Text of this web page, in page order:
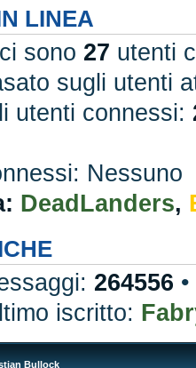
LINEA
sono 27 utenti
sugli utenti
utenti connessi:
Nessuno
DeadLanders,
264556
iscritto:
Bullock